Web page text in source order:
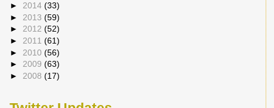
► 2014 (33)
► 2013 (59)
► 2012 (52)
► 2011 (61)
► 2010 (56)
► 2009 (63)
► 2008 (17)